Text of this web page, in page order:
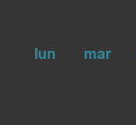
lun mar